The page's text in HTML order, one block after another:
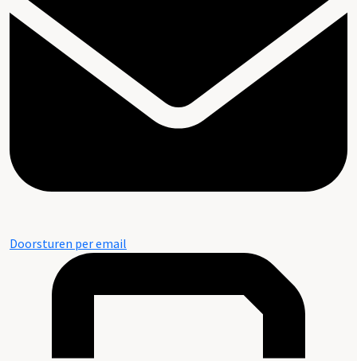
Doorsturen per email